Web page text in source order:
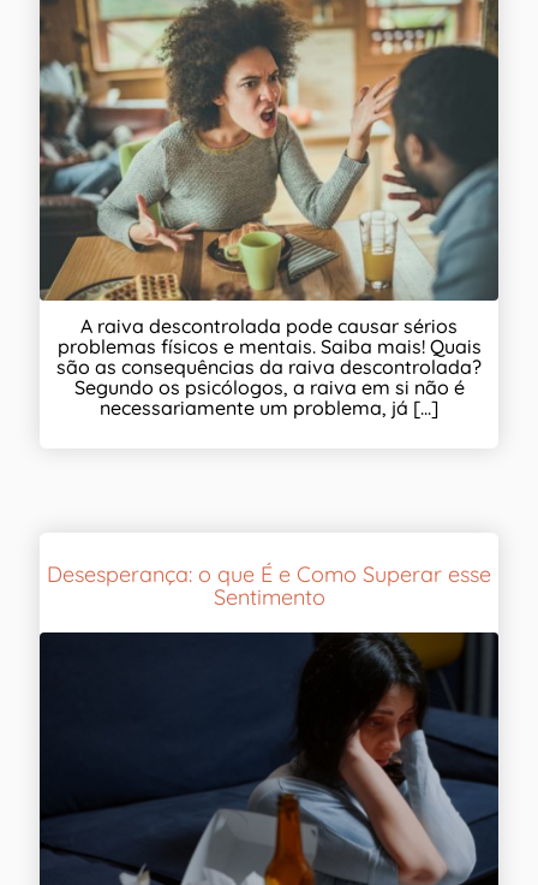
A raiva descontrolada pode causar sérios
problemas físicos e mentais. Saiba mais! Quais
são as consequências da raiva descontrolada?
Segundo os psicólogos, a raiva em si não é
necessariamente um problema, já [...]
Desesperança: o que É e Como Superar esse
Sentimento